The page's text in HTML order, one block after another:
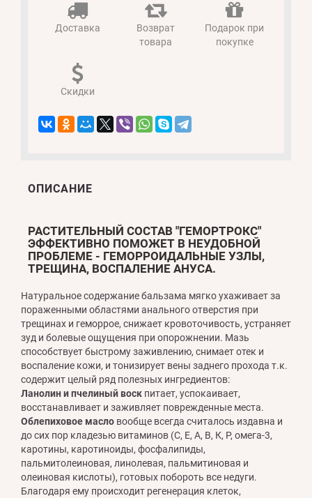
Доставка
Возврат
товара
Подарок при
покупке
Скидки
ОПИСАНИЕ
РАСТИТЕЛЬНЫЙ СОСТАВ "ГЕМОРТРОКС"
ЭФФЕКТИВНО ПОМОЖЕТ В НЕУДОБНОЙ
ПРОБЛЕМЕ - ГЕМОРРОИДАЛЬНЫЕ УЗЛЫ,
ТРЕЩИНА, ВОСПАЛЕНИЕ АНУСА.
Натуральное содержание бальзама мягко ухаживает за
пораженными областями анального отверстия при
трещинах и геморрое, снижает кровоточивость, устраняет
зуд и болевые ощущения при опорожнении. Мазь
способствует быстрому заживлению, снимает отек и
воспаление кожи, и тонизирует вены заднего прохода т.к.
содержит целый ряд полезных ингредиентов:
Ланолин и пчелиный воск питает, успокаивает,
восстанавливает и заживляет поврежденные места.
Облепиховое масло вообще всегда считалось издавна и
до сих пор кладезью витаминов (С, Е, А, В, К, Р, омега-3,
каротины, каротиноиды, фосфалипиды,
пальмитолеиновая, линолевая, пальмитиновая и
олеиновая кислоты), готовых побороть все недуги.
Благодаря ему происходит регенерация клеток,